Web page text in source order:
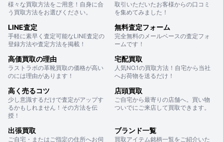
様々な買取方法をご用意！自身に合
う買取方法をお選びください。
取引いただいたお客様からの口コミ
を集めてみました！
LINE査定
手軽に素早く査定可能なLINE査定の
登録方法や査定方法を掲載！
無料査定フォーム
完全無料のメールベースの査定フォ
ームです！
高価買取の理由
ラストラボの革靴買取の価格が高い
のには理由があります！
宅配買取
人気NO.1の買取方法！自宅から当社
へお荷物を送るだけ！
高く売るコツ
少し意識するだけで査定がアップす
るかもしれません！その方法を伝
授！
店頭買取
ご自宅から最寄りの店舗へ。買い物
ついでにご来店して買取できます。
出張買取
ご自宅・またはご指定の住所へお伺
ブランド一覧
買取アイテム銘柄一覧をご紹介いた